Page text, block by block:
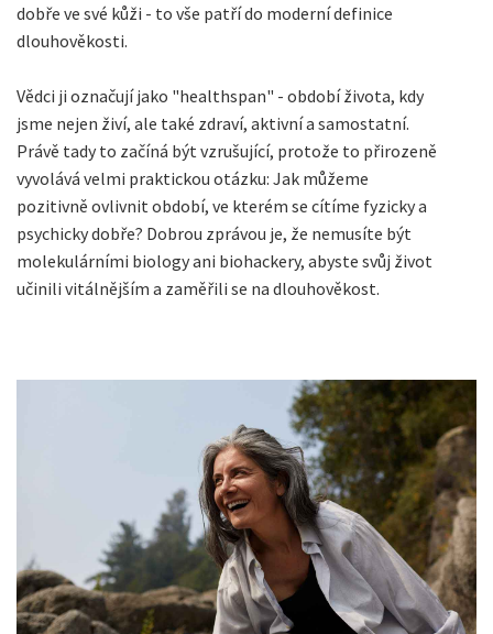
dobře ve své kůži - to vše patří do moderní definice
dlouhověkosti.
Vědci ji označují jako "healthspan" - období života, kdy
jsme nejen živí, ale také zdraví, aktivní a samostatní.
Právě tady to začíná být vzrušující, protože to přirozeně
vyvolává velmi praktickou otázku: Jak můžeme
pozitivně ovlivnit období, ve kterém se cítíme fyzicky a
psychicky dobře? Dobrou zprávou je, že nemusíte být
molekulárními biology ani biohackery, abyste svůj život
učinili vitálnějším a zaměřili se na dlouhověkost.